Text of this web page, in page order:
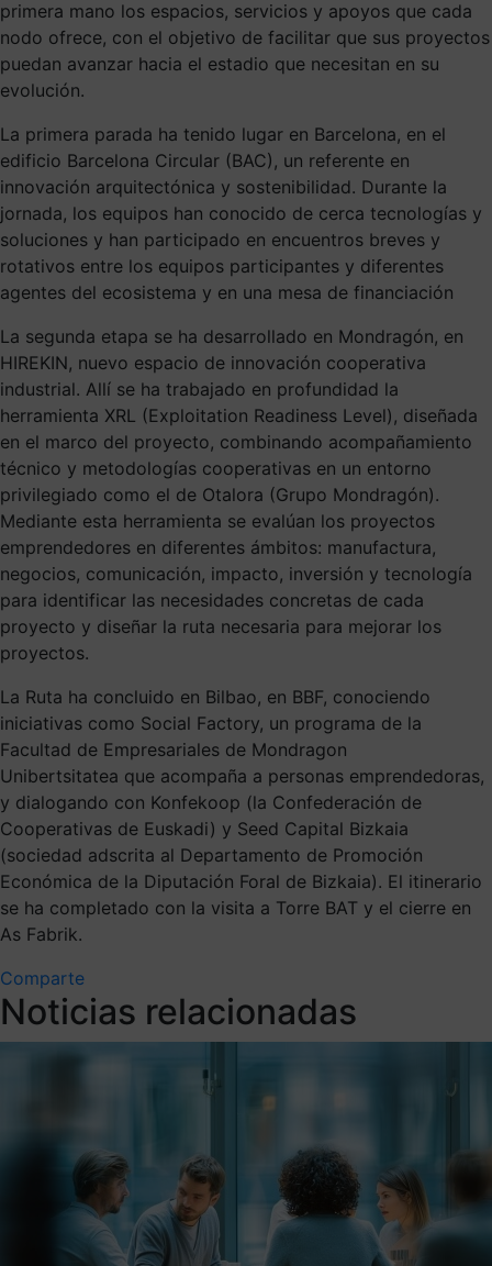
primera mano los espacios, servicios y apoyos que cada
nodo ofrece, con el objetivo de facilitar que sus proyectos
puedan avanzar hacia el estadio que necesitan en su
evolución.
La primera parada ha tenido lugar en Barcelona, en el
edificio Barcelona Circular (BAC), un referente en
innovación arquitectónica y sostenibilidad. Durante la
jornada, los equipos han conocido de cerca tecnologías y
soluciones y han participado en encuentros breves y
rotativos entre los equipos participantes y diferentes
agentes del ecosistema y en una mesa de financiación
La segunda etapa se ha desarrollado en Mondragón, en
HIREKIN, nuevo espacio de innovación cooperativa
industrial. Allí se ha trabajado en profundidad la
herramienta XRL (Exploitation Readiness Level), diseñada
en el marco del proyecto, combinando acompañamiento
técnico y metodologías cooperativas en un entorno
privilegiado como el de Otalora (Grupo Mondragón).
Mediante esta herramienta se evalúan los proyectos
emprendedores en diferentes ámbitos: manufactura,
negocios, comunicación, impacto, inversión y tecnología
para identificar las necesidades concretas de cada
proyecto y diseñar la ruta necesaria para mejorar los
proyectos.
La Ruta ha concluido en Bilbao, en BBF, conociendo
iniciativas como Social Factory, un programa de la
Facultad de Empresariales de Mondragon
Unibertsitatea que acompaña a personas emprendedoras,
y dialogando con Konfekoop (la Confederación de
Cooperativas de Euskadi) y Seed Capital Bizkaia
(sociedad adscrita al Departamento de Promoción
Económica de la Diputación Foral de Bizkaia). El itinerario
se ha completado con la visita a Torre BAT y el cierre en
As Fabrik.
Comparte
Noticias relacionadas